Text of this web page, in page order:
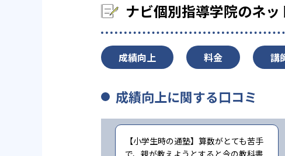
ナビ個別指導学院のネ
成績向上 料金 講
成績向上に関する口コミ
【小学生時の通塾】算数がとても苦手